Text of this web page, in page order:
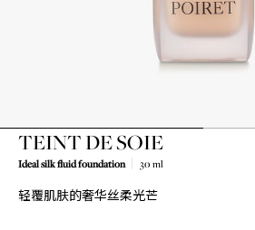
TEINT DE SOIE
Ideal silk fluid foundation 30 ml
轻覆肌肤的奢华丝柔光芒